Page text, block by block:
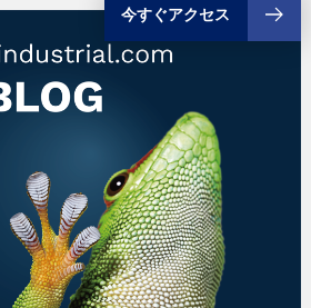
今すぐアクセス